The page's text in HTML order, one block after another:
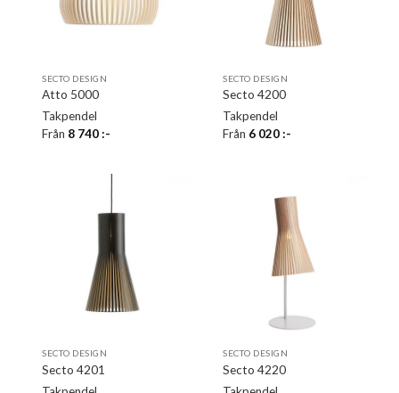
SECTO DESIGN
Atto 5000
Takpendel
Från 8 740:-
SECTO DESIGN
Secto 4200
Takpendel
Från 6 020:-
SECTO DESIGN
Secto 4201
SECTO DESIGN
Secto 4220